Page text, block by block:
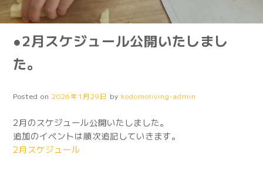
●2月スケジュール公開いたしまし
た。
Posted on2026年1月29日 by kodomoliving-admin
2月のスケジュール公開いたしました。
追加のイベントは順次追記していきます。
2月スケジュール